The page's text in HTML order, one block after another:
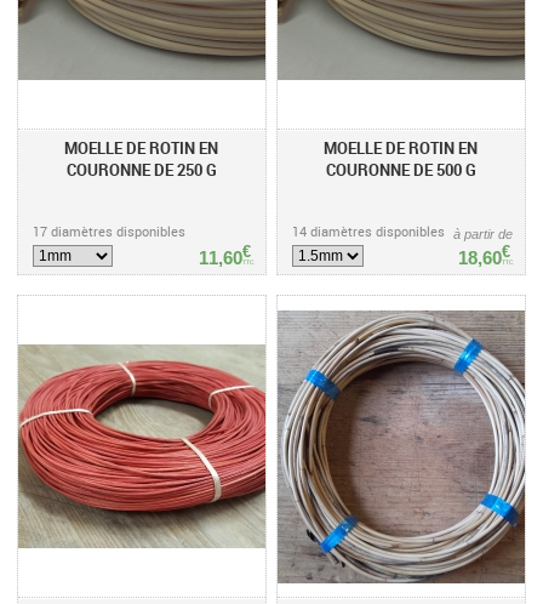
MOELLE DE ROTIN EN
COURONNE DE 250 G
17 diamètres disponibles
11,60€
TTC
MOELLE DE ROTIN EN
COURONNE DE 500 G
14 diamètres disponibles
18,60€
TTC
à partir de